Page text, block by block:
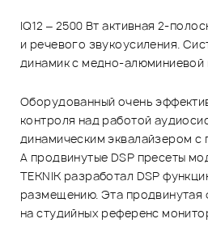
IQ12 – 2500 Вт активная 2-
и речевого звукоусиления.
динамик с медно-алюминиевой
Оборудованный очень
контроля над работой
динамическим эквалайзером
А продвинутые DSP пресеты
TEKNIK разработал DSP
размещению. Эта продвинутая
на студийных референс